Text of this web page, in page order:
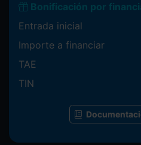
Bonificación por
Entrada inicial
Importe a financiar
TAE
TIN